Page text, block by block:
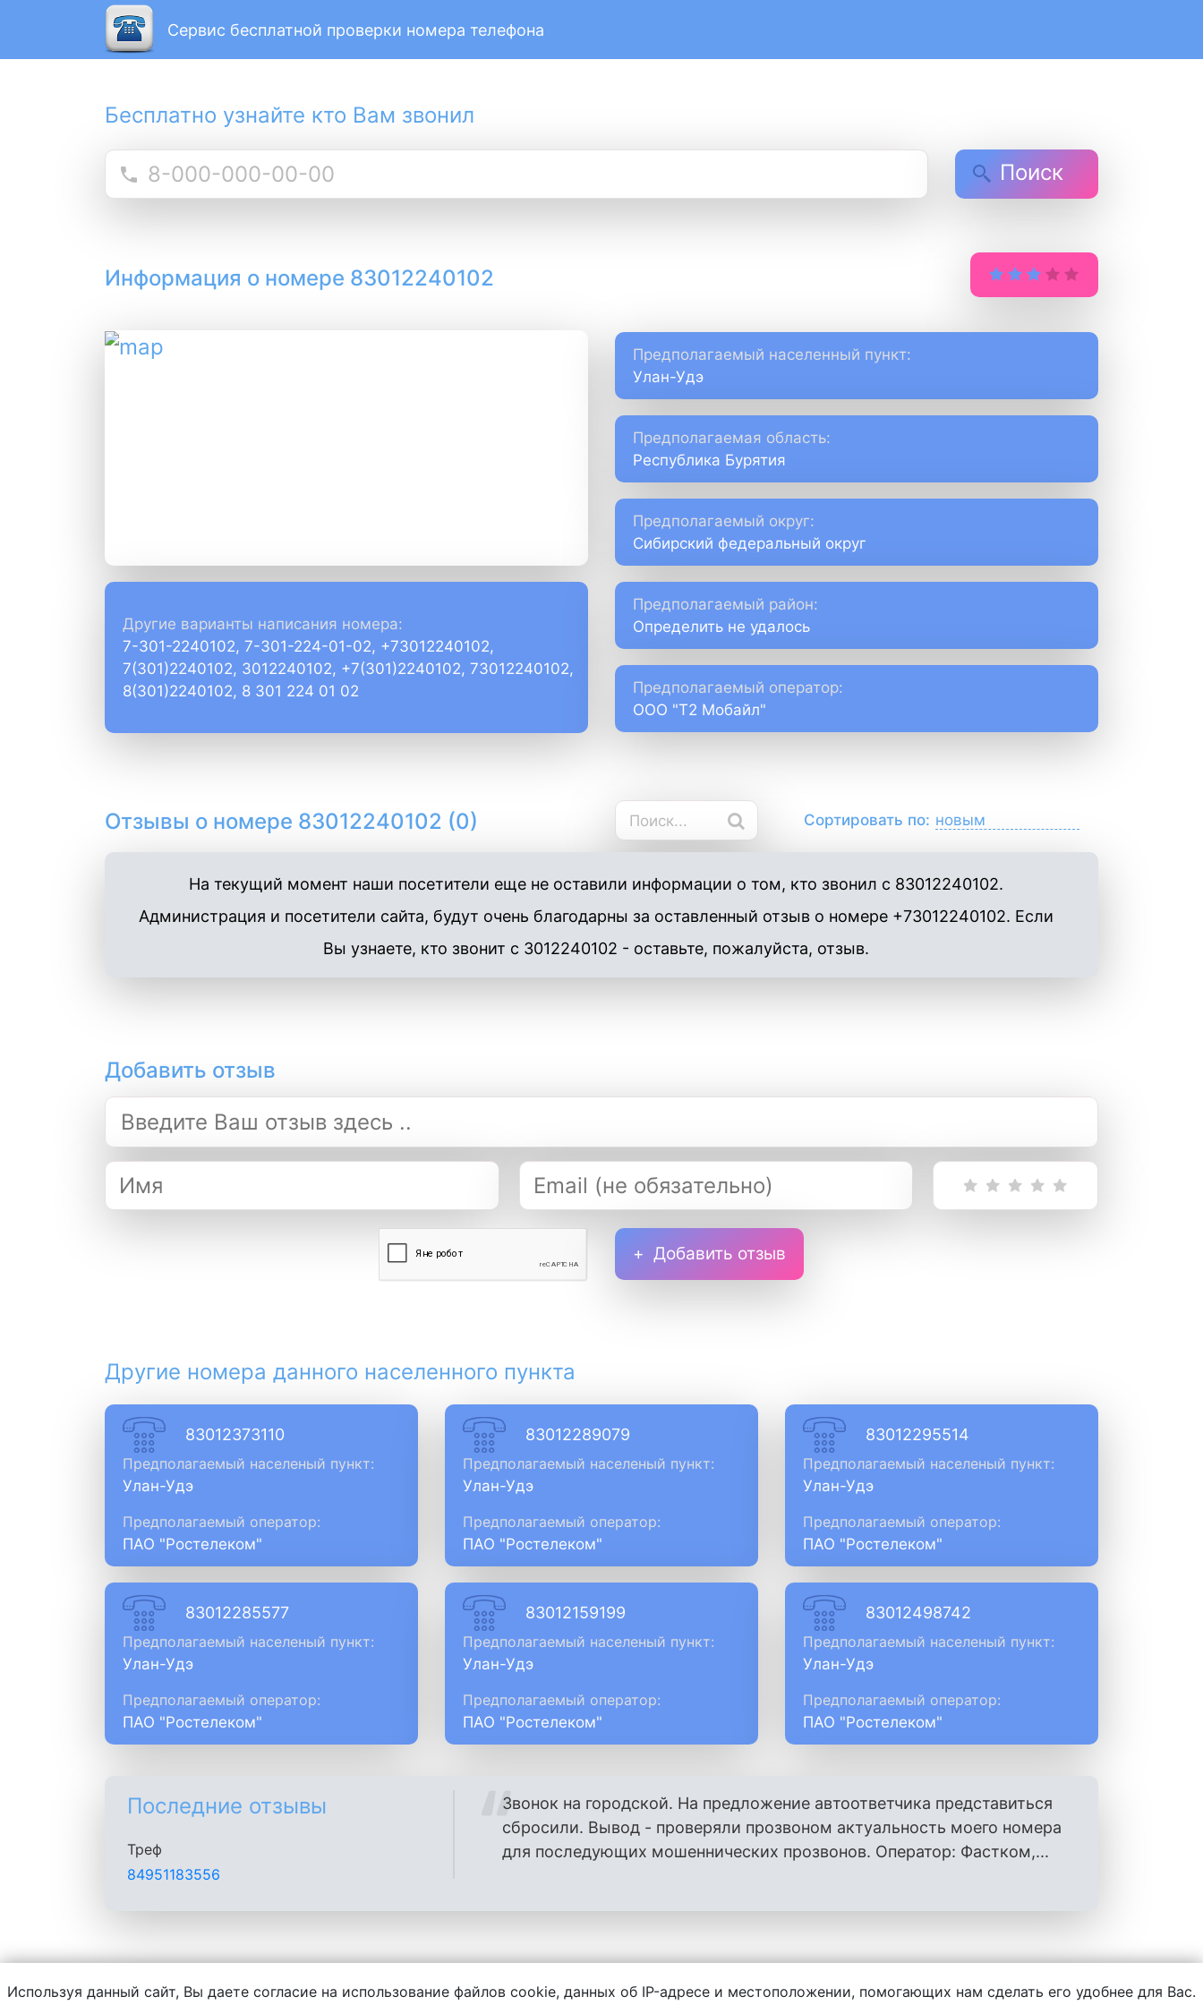
Сервис бесплатной проверки номера телефона
Бесплатно узнайте кто Вам звонил
Поиск
Информация о номере 83012240102
Предполагаемый населенный пункт:
Улан-Удэ
Предполагаемая область:
Республика Бурятия
Предполагаемый округ:
Сибирский федеральный округ
Другие варианты написания номера:
7-301-2240102, 7-301-224-01-02, +73012240102,
7(301)2240102, 3012240102, +7(301)2240102, 73012240102,
8(301)2240102, 8 301 224 01 02
Предполагаемый район:
Определить не удалось
Предполагаемый оператор:
ООО "Т2 Мобайл"
Отзывы о номере 83012240102 (0) Сортировать по:
На текущий момент наши посетители еще не оставили информации о том, кто звонил с 83012240102.
Администрация и посетители сайта, будут очень благодарны за оставленный отзыв о номере +73012240102. Если
Вы узнаете, кто звонит с 3012240102 - оставьте, пожалуйста, отзыв.
Добавить отзыв
Добавить отзыв
Другие номера данного населенного пункта
83012373110
Предполагаемый населеный пункт:
Улан-Удэ
Предполагаемый оператор:
ПАО "Ростелеком"
83012289079
Предполагаемый населеный пункт:
Улан-Удэ
Предполагаемый оператор:
ПАО "Ростелеком"
83012295514
Предполагаемый населеный пункт:
Улан-Удэ
Предполагаемый оператор:
ПАО "Ростелеком"
83012285577
Предполагаемый населеный пункт:
Улан-Удэ
Предполагаемый оператор:
ПАО "Ростелеком"
83012159199
Предполагаемый населеный пункт:
Улан-Удэ
Предполагаемый оператор:
ПАО "Ростелеком"
83012498742
Предполагаемый населеный пункт:
Улан-Удэ
Предполагаемый оператор:
ПАО "Ростелеком"
Последние отзывы
Треф
84951183556
Звонок на городской. На предложение автоответчика представиться
сбросили. Вывод - проверяли прозвоном актуальность моего номера
для последующих мошеннических прозвонов. Оператор: Фастком,...
Администрация сайта не несет ответственности за содержание комментариев, любой другой информации, написанной пользователями.
Используя данный сайт, Вы даете согласие на использование файлов cookie, данных об IP-адресе и местоположении, помогающих нам сделать его удобнее для Вас.